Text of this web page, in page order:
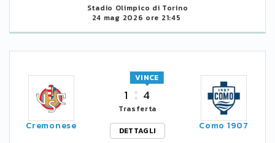
Stadio Olimpico di Torino
24 mag 2026 ore 21:45
Cremonese
1 4
VINCE
Trasferta
DETTAGLI
Como 1907